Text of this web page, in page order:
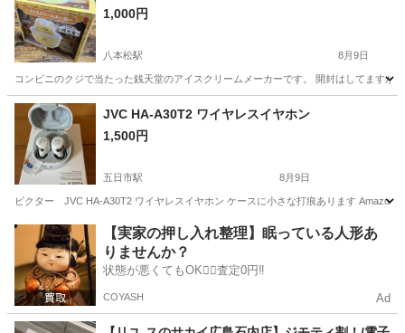
1,000円
八本松駅 8月9日
コンビニのクジで当たった銭天堂のアイスクリームメーカーです。 開封はしてます
広島 東広島市 キッチン家電 アイスクリーム
JVC HA-A30T2 ワイヤレスイヤホン
1,500円
五日市駅 8月9日
ビクター JVC HA-A30T2 ワイヤレスイヤホン ケースに小さな打痕あります Amazon
広島 広島市 五日市駅 オーディオ イヤホン
【実家の押し入れ整理】眠っている人形あ
りませんか？
状態が悪くてもOK🙆‍♀️査定0円‼️
COYASH Ad